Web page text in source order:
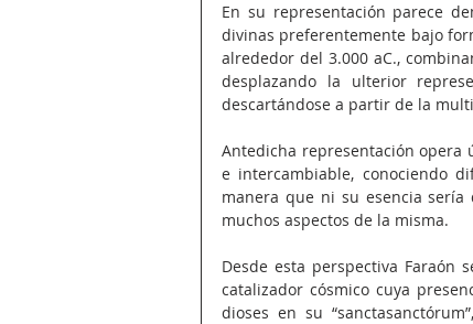
En su representación parece
divinas preferentemente bajo
alrededor del 3.000 aC.,
desplazando la ulterior
descartándose a partir de la
Antedicha representación opera
e intercambiable, conociendo
manera que ni su esencia
muchos aspectos de la misma.
Desde esta perspectiva
catalizador cósmico cuya
dioses en su